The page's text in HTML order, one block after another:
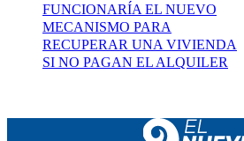
FUNCIONARÍA EL NUEVO
MECANISMO PARA
RECUPERAR UNA VIVIENDA
SI NO PAGAN EL ALQUILER